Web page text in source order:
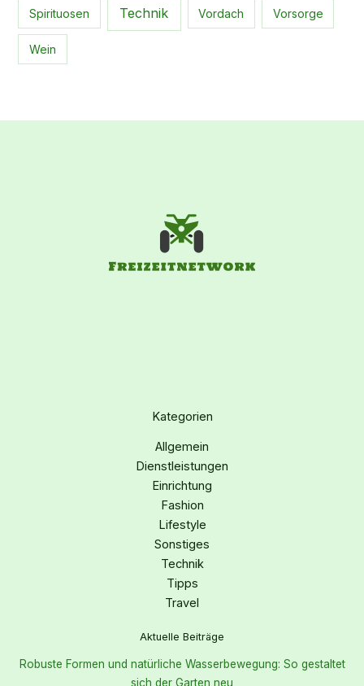
Spirituosen Technik Vordach Vorsorge
Wein
Kategorien
Allgemein
Dienstleistungen
Einrichtung
Fashion
Lifestyle
Sonstiges
Technik
Tipps
Travel
Aktuelle Beiträge
Robuste Formen und natürliche Wasserbewegung: So gestaltet
sich der Garten neu